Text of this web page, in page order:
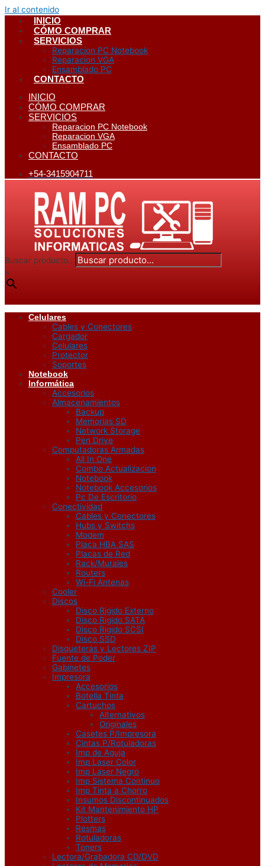
Ir al contenido
INICIO
CÓMO COMPRAR
SERVICIOS
Reparacion PC Notebook
Reparacion VGA
Ensamblado PC
CONTACTO
INICIO
CÓMO COMPRAR
SERVICIOS
Reparacion PC Notebook
Reparacion VGA
Ensamblado PC
CONTACTO
+54-3415904711
Buscar producto...
×
Celulares
Cables y Conectores
Cargador
Celulares
Protector
Soportes
Notebook
Informática
Accesorios
Almacenamientos
Backup
Memorias SD
Network Storage
Pen Drive
Computadoras Armadas
All In One
Combo Actualizacion
Notebook
Notebook Accesorios
Pc De Escritorio
Conectividad
Cables y Conectores
Hubs y Switchs
Modem
Placa HBA SAS
Placas de Red
Rack/Murales
Routers
Wi-Fi Antenas
Cooler
Discos
Disco Rigido Externo
Disco Rigido SATA
Disco Rigido SCSI
Disco SSD
Disqueteras y Lectores ZIP
Fuente de Poder
Gabinetes
Impresora
Accesorios
Botella Tinta
Cartuchos
Alternativos
Originales
Casetes P/Impresora
Cintas P/Rotuladoras
Imp de Aguja
Imp Laser Color
Imp Laser Negro
Imp Sistema Continuo
Imp Tinta a Chorro
Insumos Discontinuados
Kit Mantenimiento HP
Plotters
Resmas
Rotuladoras
Toners
Lectora/Grabadora CD/DVD